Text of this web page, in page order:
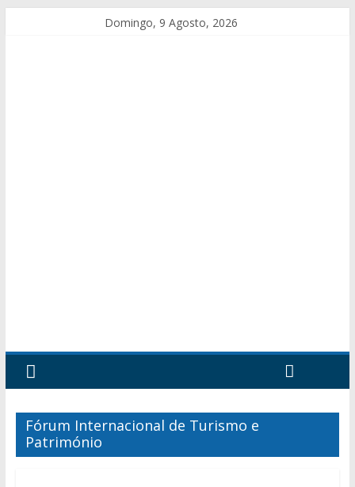
Domingo, 9 Agosto, 2026
Fórum Internacional de Turismo e
Património